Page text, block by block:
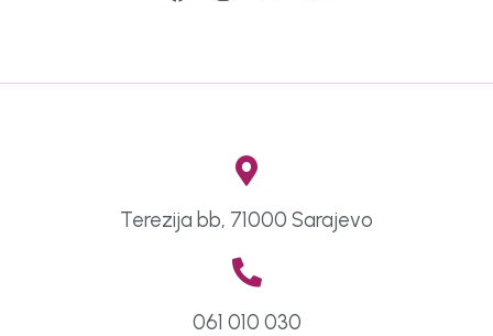
Terezija bb, 71000 Sarajevo
061 010 030